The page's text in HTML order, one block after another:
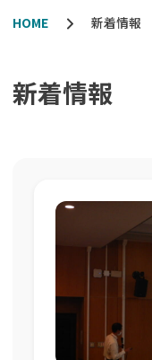
HOME 新着情報
新着情報